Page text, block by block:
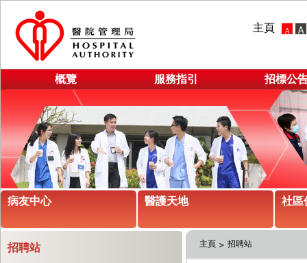
主頁
概覽 服務指引 招標公
病友中心 醫護天地 社區
招聘站 主頁 招聘站